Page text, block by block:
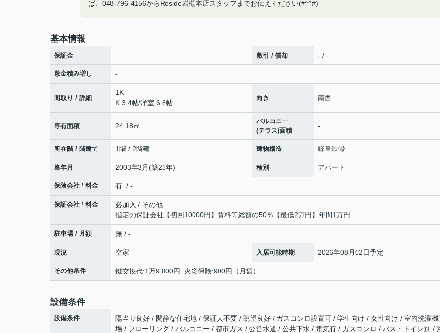
ば、048-796-4156からReside岩槻本店スタッフまでお伝えください(#^^#)
基本情報
保証金 - 敷引 / 償却 - / -
敷金積み増し -
間取り / 詳細
1K
K 3.4帖/洋室 6.8帖
向き 南西
専有面積 24.18㎡
バルコニー
(テラス)面積
-
所在階 / 階建て 1階 / 2階建 建物構造 軽量鉄骨
築年月 2003年3月(築23年) 種別 アパート
保険会社 / 料金 有 / -
保証会社 / 料金
必加入 / その他
指定の保証会社【初回10000円】賃料等総額の50％【最低2万円】年間1万円
駐車場 / 月額 無 / -
現況 空家 入居可能時期 2026年08月02日予定
その他条件 鍵交換代:1万9,800円 火災保険:900円（月額）
設備条件
設備条件
陽当り良好 / 閑静な住宅地 / 保証人不要 / 眺望良好 / ガスコンロ設置可 / 学生向け / 女性向け / 室内洗濯機
場 / フローリング / バルコニー / 都市ガス / 公営水道 / 公共下水 / 電気有 / ガスコンロ / バス・トイレ別 /